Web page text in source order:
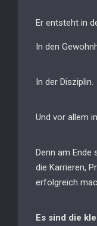
Er entsteht in
In den
In der Disziplin.
Und vor allem
Denn am Ende
die Karrieren,
erfolgreich
Es sind die